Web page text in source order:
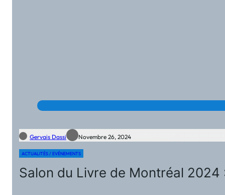
Gervais Dassi Novembre 26, 2024
ACTUALITÉS / EVÉNEMENTS
Salon du Livre de Montréal